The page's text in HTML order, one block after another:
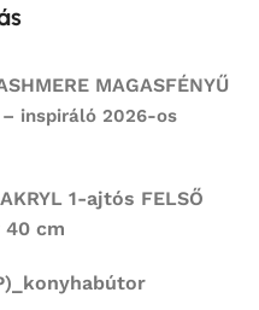
MAGASFÉNYŰ
inspiráló 2026-os
1-ajtós FELSŐ
40 cm